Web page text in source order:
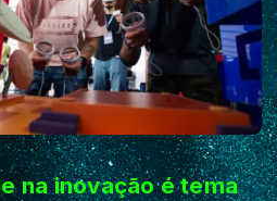
na inovação é tema